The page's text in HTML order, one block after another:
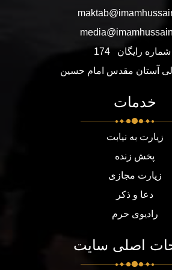
شماره رایگان
174
آستان مقدس امام حسین
خدمات
زیارت به نیابت
پخش زنده
زیارت مجازی
دعا و ذکر
رادیوی حرم
اصلی سایت